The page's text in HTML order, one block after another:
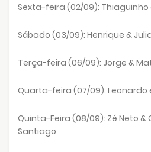
Sexta-feira (02/09): Thiaguinho
Sábado (03/09): Henrique &
Terça-feira (06/09): Jorge &
Quarta-feira (07/09): Leonardo
Quinta-Feira (08/09): Zé Neto &
Santiago